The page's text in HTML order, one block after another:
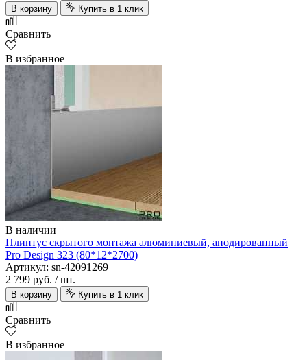
В корзину Купить в 1 клик
Сравнить
В избранное
В наличии
Плинтус скрытого монтажа алюминиевый, анодированный
Pro Design 323 (80*12*2700)
Артикул: sn-42091269
2 799 руб. / шт.
В корзину Купить в 1 клик
Сравнить
В избранное